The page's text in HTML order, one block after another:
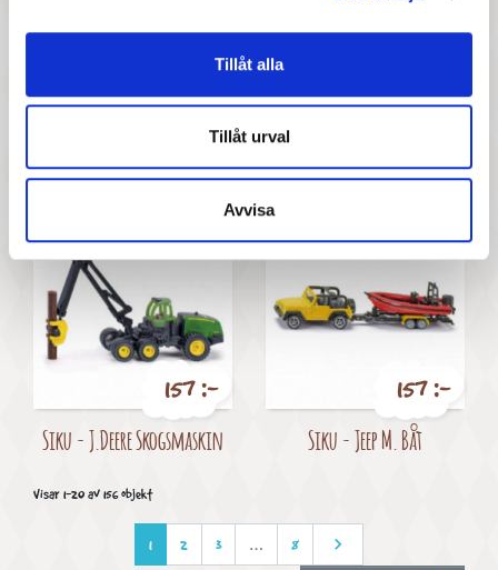
Tillåt alla
Tillåt urval
Avvisa
Ensilagesläp
Siku - John D.Traktor M.
Balpress
Pris
157 :-
Siku - J.Deere Skogsmaskin
Pris
157 :-
Siku - Jeep M. Båt
Visar 1-20 av 156 objekt
1 2 3 … 8 Nästa
